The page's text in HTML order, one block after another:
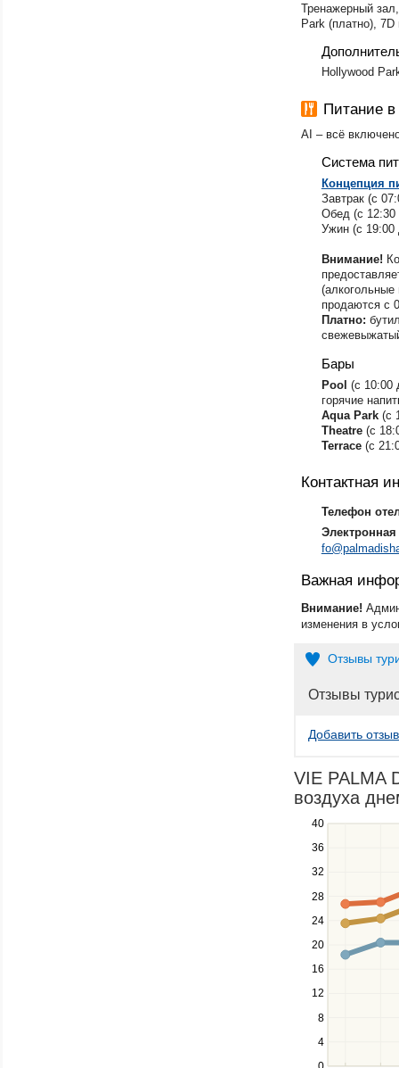
Тренажерный
Park (платно), 7D
​Hollywood
Питание в
AI – всё
Система
Концепция
Завтрак (с
Обед (с
Ужин (с
Внимание!
(алкогольные
продаются с
Платно:
Бары
​Pool (с 10:00
горячие
Aqua Park(с
Theatre(с
Terrace(с
Контактная
Телефон
Электронная
Важная
Внимание!
изменения в
Отзывы
Отзывы
Добавить отзыв
VIE PALMA
воздуха
4
8
12
16
20
24
28
32
36
40
Use
the
and
down
to
navigate
between
series.
Use
the
and
right